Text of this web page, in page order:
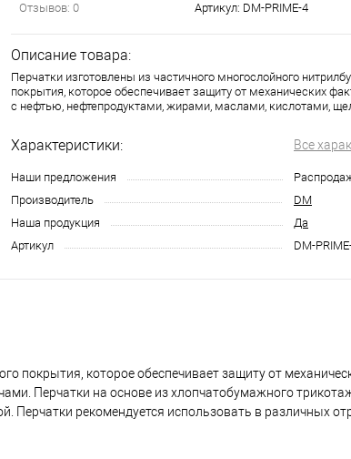
Отзывов: 0 Артикул: DM-PRIME-4
Описание товара:
Перчатки изготовлены из частичного многослойного
покрытия, которое обеспечивает защиту от механических
с нефтью, нефтепродуктами, жирами, маслами, кислотами,
Характеристики: Все
Наши предложения
Производитель
DM
Наша продукция
Да
Артикул
DM-
покрытия, которое обеспечивает защиту от
Перчатки на основе из хлопчатобумажного
Перчатки рекомендуется использовать в различных